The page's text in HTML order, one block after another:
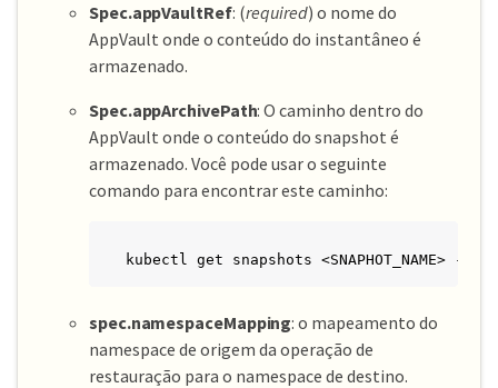
Spec.appVaultRef: (required) o nome do
AppVault onde o conteúdo do instantâneo é
armazenado.
Spec.appArchivePath: O caminho dentro do
AppVault onde o conteúdo do snapshot é
armazenado. Você pode usar o seguinte
comando para encontrar este caminho:
kubectl get snapshots <SNAPHOT_NAME>
spec.namespaceMapping: o mapeamento do
namespace de origem da operação de
restauração para o namespace de destino.